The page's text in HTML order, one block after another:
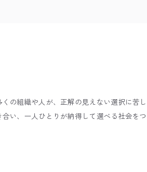
の組織や人が、正解の見えない選択に苦し
い、一人ひとりが納得して選べる社会を